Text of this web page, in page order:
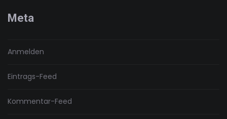
Meta
Anmelden
Eintrags-Feed
Kommentar-Feed